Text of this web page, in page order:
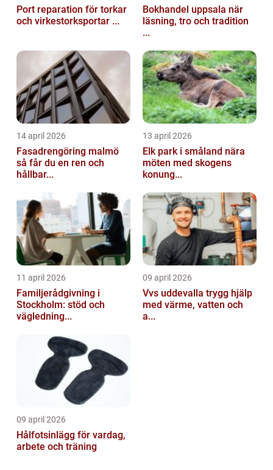
Port reparation för torkar
och virkestorksportar ...
Bokhandel uppsala när
läsning, tro och tradition
...
14 april 2026
Fasadrengöring malmö
så får du en ren och
hållbar...
13 april 2026
Elk park i småland nära
möten med skogens
konung...
11 april 2026
Familjerådgivning i
Stockholm: stöd och
vägledning...
09 april 2026
Vvs uddevalla trygg hjälp
med värme, vatten och
a...
09 april 2026
Hålfotsinlägg för vardag,
arbete och träning